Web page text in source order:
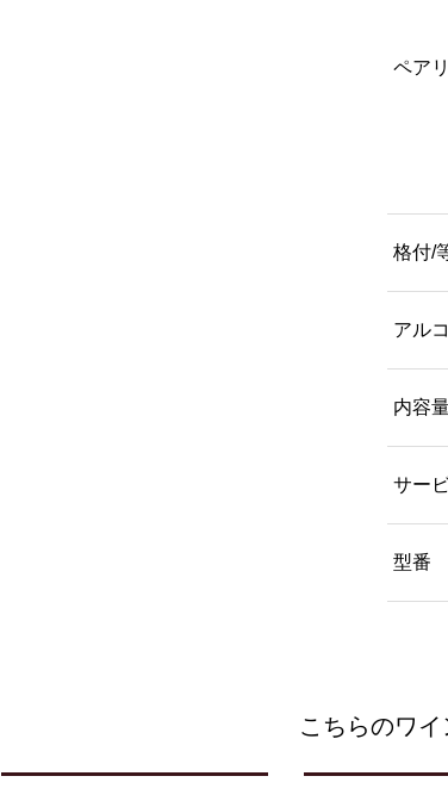
ペア
格付/
アル
内容
サー
型番
こちらのワ